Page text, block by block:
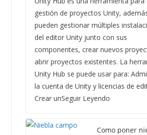
gestión de proyectos Unity,
pueden gestionar múltiples
del editor Unity junto con sus
componentes, crear nuevos
abrir proyectos existentes. La
Unity Hub se puede usar para:
la cuenta de Unity y licencias de
Crear unSeguir Leyendo
Como poner